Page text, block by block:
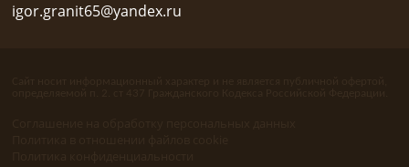
igor.granit65@yandex.ru